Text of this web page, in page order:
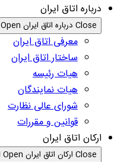
درباره اتاق ایران
Close درباره اتاق ایران Open درباره اتاق ایران
معرفی اتاق ایران
ساختار اتاق ایران
هیات رئیسه
هیات نمایندگان
شورای عالی نظارت
قوانین و مقررات
ارکان اتاق ایران
Close ارکان اتاق ایران Open ارکان اتاق ایران